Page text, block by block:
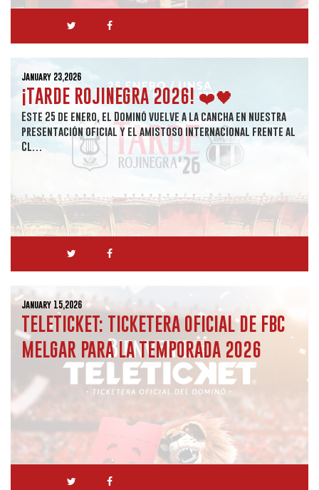
January 23,2026
¡TARDE ROJINEGRA 2026! ❤️🖤
Este 25 de enero, el Dominó vuelve a la cancha en nuestra
presentación oficial y el amistoso internacional frente al
Cl…
January 15,2026
TELETICKET: TICKETERA OFICIAL DE FBC
MELGAR PARA LA TEMPORADA 2026